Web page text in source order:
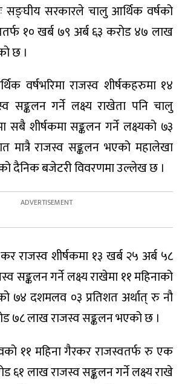
सङ्घीय सरकारले चालु आर्थिक वर्षको
१० खर्ब ७९ अर्ब ६३ करोड ४७ लाख
छ ।
वर्षभरिमा राजस्व शीर्षकहरुमा १४
सङ्कलन गर्ने लक्ष्य राखेता पनि चालु
सबै शीर्षकमा सङ्कलन गर्ने लक्ष्यको ७३
मात्रै राजस्व सङ्कलन भएको महालेखा
दैनिक बजेटरी विवरणमा उल्लेख छ ।
राजस्व शीर्षकमा १३ खर्ब २५ अर्ब ५८
सङ्कलन गर्ने लक्ष्य राखेमा ११ महिनाको
७४ दशमलव ०३ प्रतिशत अर्थात् रु नौ
७८ लाख राजस्व सङ्कलन भएको छ ।
११ महिना गैरकर राजस्वतर्फ रु एक
६१ लाख राजस्व सङ्कलन गर्ने लक्ष्य राखे